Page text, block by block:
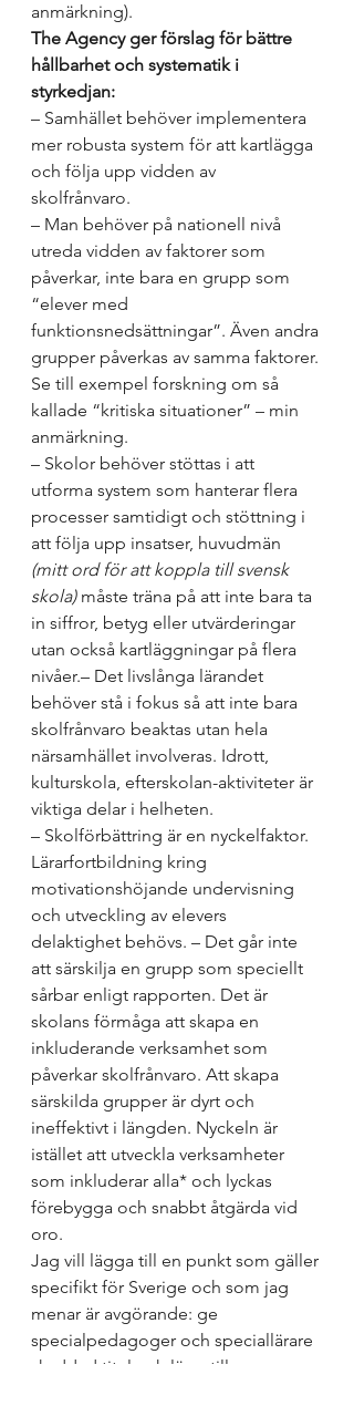
anmärkning).
The Agency ger förslag för bättre
hållbarhet och systematik i
styrkedjan:
– Samhället behöver implementera
mer robusta system för att kartlägga
och följa upp vidden av
skolfrånvaro.
– Man behöver på nationell nivå
utreda vidden av faktorer som
påverkar, inte bara en grupp som
“elever med
funktionsnedsättningar”. Även andra
grupper påverkas av samma faktorer.
Se till exempel forskning om så
kallade “kritiska situationer” – min
anmärkning.
– Skolor behöver stöttas i att
utforma system som hanterar flera
processer samtidigt och stöttning i
att följa upp insatser, huvudmän
(mitt ord för att koppla till svensk
skola) måste träna på att inte bara ta
in siffror, betyg eller utvärderingar
utan också kartläggningar på flera
nivåer.– Det livslånga lärandet
behöver stå i fokus så att inte bara
skolfrånvaro beaktas utan hela
närsamhället involveras. Idrott,
kulturskola, efterskolan-aktiviteter är
viktiga delar i helheten.
– Skolförbättring är en nyckelfaktor.
Lärarfortbildning kring
motivationshöjande undervisning
och utveckling av elevers
delaktighet behövs. – Det går inte
att särskilja en grupp som speciellt
sårbar enligt rapporten. Det är
skolans förmåga att skapa en
inkluderande verksamhet som
påverkar skolfrånvaro. Att skapa
särskilda grupper är dyrt och
ineffektivt i längden. Nyckeln är
istället att utveckla verksamheter
som inkluderar alla* och lyckas
förebygga och snabbt åtgärda vid
oro.
Jag vill lägga till en punkt som gäller
specifikt för Sverige och som jag
menar är avgörande: ge
specialpedagoger och speciallärare
skyddad titel och lägg till